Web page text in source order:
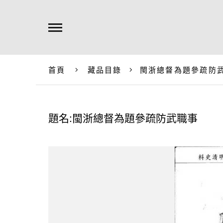
首頁 藏品目錄 閩浙總督為題參疏防
題名:閩浙總督為題參疏防武職事